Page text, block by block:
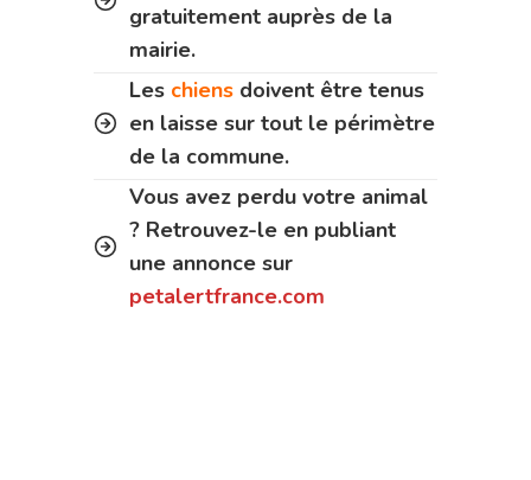
gratuitement auprès de la
mairie.
Les chiens doivent être tenus
en laisse sur tout le périmètre
de la commune.
Vous avez perdu votre animal
? Retrouvez-le en publiant
une annonce sur
petalertfrance.com